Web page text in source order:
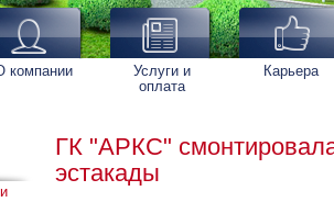
компании Услуги и
оплата
Карьера
ГК "АРКС"
эстакады